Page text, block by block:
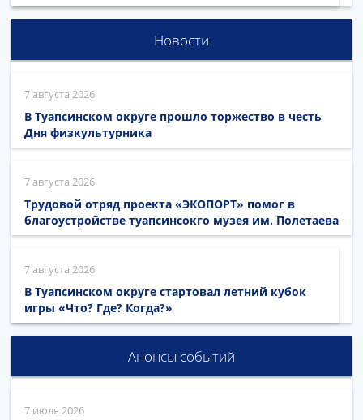
Новости
7 августа 2026
В Туапсинском округе прошло торжество в честь
Дня физкультурника
7 августа 2026
Трудовой отряд проекта «ЭКОПОРТ» помог в
благоустройстве туапсинсокго музея им. Полетаева
7 августа 2026
В Туапсинском округе стартовал летний кубок
игры «Что? Где? Когда?»
Анонсы событий
7 июля 2026